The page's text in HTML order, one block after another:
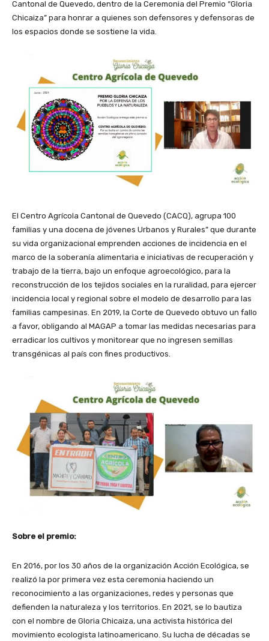
Cantonal de Quevedo, dentro de la Ceremonia del Premio “Gloria
Chicaiza” para honrar a quienes son defensores y defensoras de
los espacios donde se sostiene la vida.
El Centro Agrícola Cantonal de Quevedo (CACQ), agrupa 100
familias y una docena de jóvenes Urbanos y Rurales” que durante
su vida organizacional emprenden acciones de incidencia en el
marco de la soberanía alimentaria e iniciativas de recuperación y
trabajo de la tierra, bajo un enfoque agroecológico, para la
reconstrucción de los tejidos sociales en la ruralidad, para ejercer
incidencia local y regional sobre el modelo de desarrollo para las
familias campesinas. En 2019, la Corte de Quevedo obtuvo un fallo
a favor, obligando al MAGAP a tomar las medidas necesarias para
erradicar los cultivos y monitorear que no ingresen semillas
transgénicas al país con fines productivos.
Sobre el premio:
En 2016, por los 30 años de la organización Acción Ecológica, se
realizó la por primera vez esta ceremonia haciendo un
reconocimiento a las organizaciones, redes y personas que
defienden la naturaleza y los territorios. En 2021, se lo bautiza
con el nombre de Gloria Chicaiza, una activista histórica del
movimiento ecologista latinoamericano. Su lucha de décadas se